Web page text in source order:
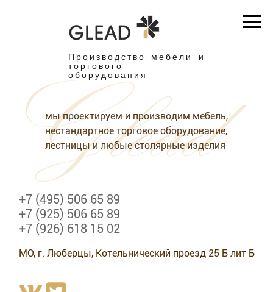
Производство мебели и
торгового
оборудования
мы проектируем и производим мебель,
нестандартное торговое оборудование,
лестницы и любые столярные изделия
+7 (495) 506 65 89
+7 (925) 506 65 89
+7 (926) 618 15 02
МО, г. Люберцы, Котельнический проезд 25 Б лит Б